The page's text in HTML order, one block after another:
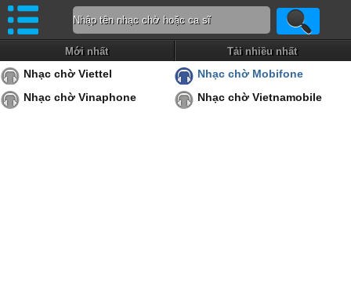
Mới nhất Tải nhiều nhất
Nhạc chờ Viettel
Nhạc chờ Mobifone
Nhạc chờ Vinaphone
Nhạc chờ Vietnamobile